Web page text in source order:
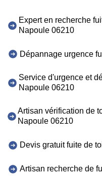
Expert en recherche
Napoule 06210
Dépannage urgence
Service d'urgence et
Napoule 06210
Artisan vérification de
Napoule 06210
Devis gratuit fuite de
Artisan recherche de